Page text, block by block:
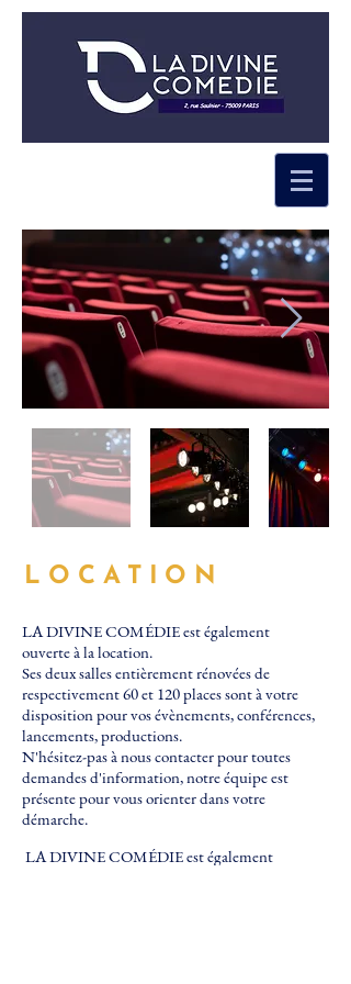
LOCATION
LA DIVINE COMÉDIE est également
ouverte à la location.
Ses deux salles entièrement rénovées de
respectivement 60 et 120 places sont à votre
disposition pour vos évènements, conférences,
lancements, productions.
N'hésitez-pas à nous contacter pour toutes
demandes d'information, notre équipe est
présente pour vous orienter dans votre
démarche.
LA DIVINE COMÉDIE est également